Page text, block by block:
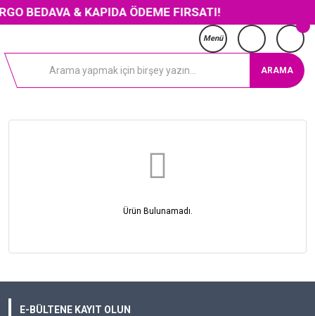
BEDAVA & KAPIDA ÖDEME FIRSATI!
Menü
ARAMA
Ürün Bulunamadı.
E-BÜLTENE KAYIT OLUN